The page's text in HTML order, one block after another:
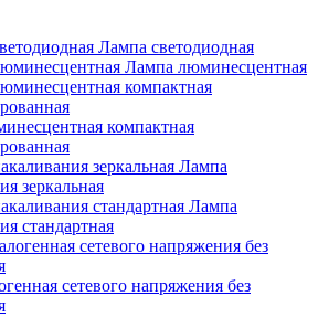
Лампа светодиодная
Лампа люминесцентная
компактная
Лампа
зеркальная
Лампа
стандартная
сетевого напряжения без